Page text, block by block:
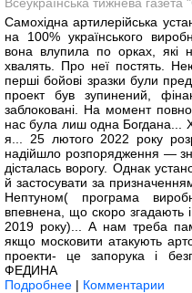
Самохідна артилерійська
на 100% українського
вона влупила по орках, які
хвалять. Про неї постять.
перші бойові зразки були
проект був зупинений,
заблоковані. На момент
нас була лиш одна Богдана...
я... 25 лютого 2022 року
надійшло розпорядження —
дісталась ворогу. Однак
й застосувати за
Нептуном( програма
впевнена, що скоро
2019 року)... А нам треба
якщо московити атакують
проекти- це запорука і
ФЕДИНА
Подробнее | Комментарии